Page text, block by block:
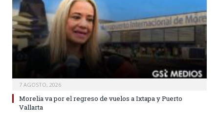
7 AGOSTO, 2026
Morelia va por el regreso de vuelos a Ixtapa y Puerto
Vallarta